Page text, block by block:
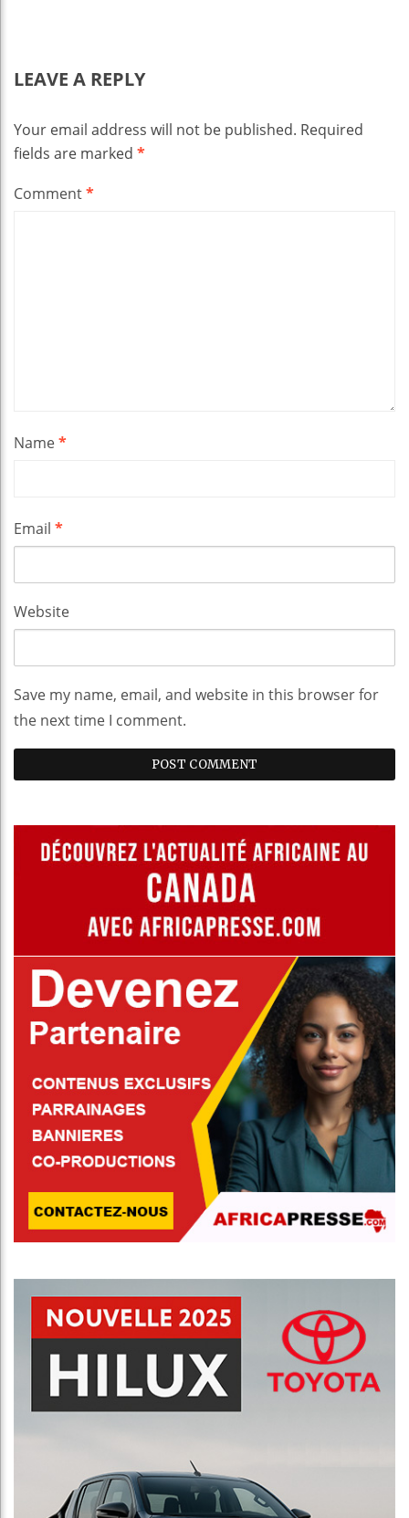
LEAVE A REPLY
Your email address will not be published. Required
fields are marked *
Comment*
Name*
Email *
Website
Save my name, email, and website in this browser for
the next time I comment.